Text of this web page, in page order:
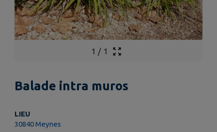
1 / 1
Balade intra muros
LIEU
30840 Meynes